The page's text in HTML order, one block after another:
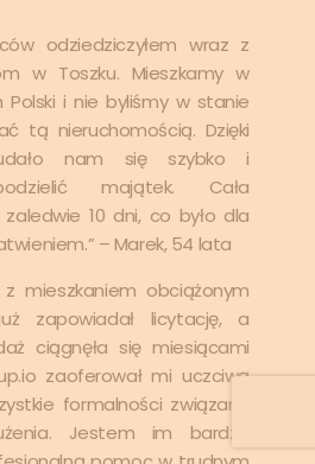
odziedziczyłem wraz z
w Toszku. Mieszkamy w
Polski i nie byliśmy w stanie
tą nieruchomością. Dzięki
nam się szybko i
majątek. Cała
10 dni, co było dla
– Marek, 54 lata
z mieszkaniem obciążonym
zapowiadał licytację, a
ciągnęła się miesiącami
zaoferował mi uczciwą
formalności związane
Jestem im bardzo